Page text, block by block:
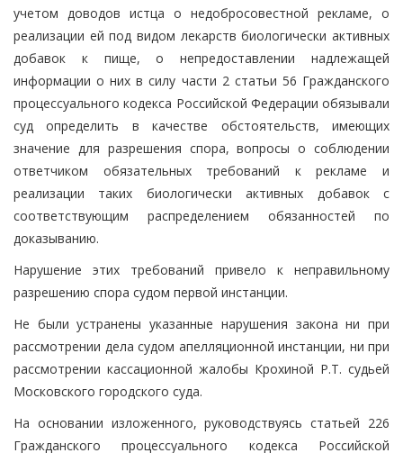
учетом доводов истца о недобросовестной рекламе, о
реализации ей под видом лекарств биологически активных
добавок к пище, о непредоставлении надлежащей
информации о них в силу части 2 статьи 56 Гражданского
процессуального кодекса Российской Федерации обязывали
суд определить в качестве обстоятельств, имеющих
значение для разрешения спора, вопросы о соблюдении
ответчиком обязательных требований к рекламе и
реализации таких биологически активных добавок с
соответствующим распределением обязанностей по
доказыванию.
Нарушение этих требований привело к неправильному
разрешению спора судом первой инстанции.
Не были устранены указанные нарушения закона ни при
рассмотрении дела судом апелляционной инстанции, ни при
рассмотрении кассационной жалобы Крохиной Р.Т. судьей
Московского городского суда.
На основании изложенного, руководствуясь статьей 226
Гражданского процессуального кодекса Российской